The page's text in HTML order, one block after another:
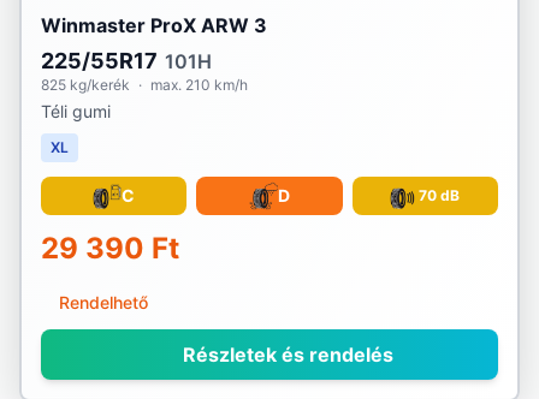
Winmaster ProX ARW 3
225/55R17 101H
825 kg/kerék · max. 210 km/h
Téli gumi
XL
C D 70 dB
29 390 Ft
Rendelhető
Részletek és rendelés